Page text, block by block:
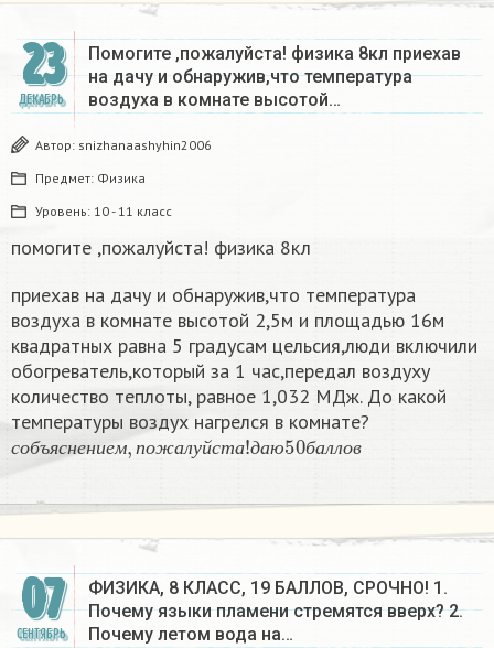
23
ДЕКАБРЬ
Помогите ,пожалуйста! физика 8кл приехав
на дачу и обнаружив,что температура
воздуха в комнате высотой…
Автор: snizhanaashyhin2006
Предмет: Физика
Уровень: 10 - 11 класс
помогите ,пожалуйста! физика 8кл
приехав на дачу и обнаружив,что температура
воздуха в комнате высотой 2,5м и площадью 16м
квадратных равна 5 градусам цельсия,люди включили
обогреватель,который за 1 час,передал воздуху
количество теплоты, равное 1,032 МДж. До какой
температуры воздух нагрелся в комнате?
с о б ъяс н е н и ем п о жал у йста даю балл ов
собъясн ение м,пожал уйста!
даю50б алло в
07
СЕНТЯБРЬ
ФИЗИКА, 8 КЛАСС, 19 БАЛЛОВ, СРОЧНО! 1.
Почему языки пламени стремятся вверх? 2.
Почему летом вода на…